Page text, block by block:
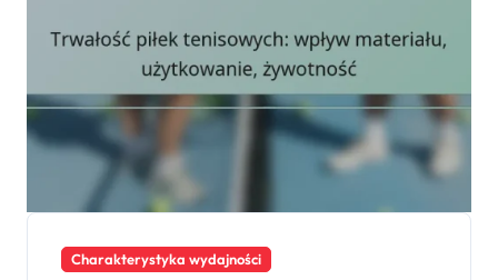
Charakterystyka wydajności